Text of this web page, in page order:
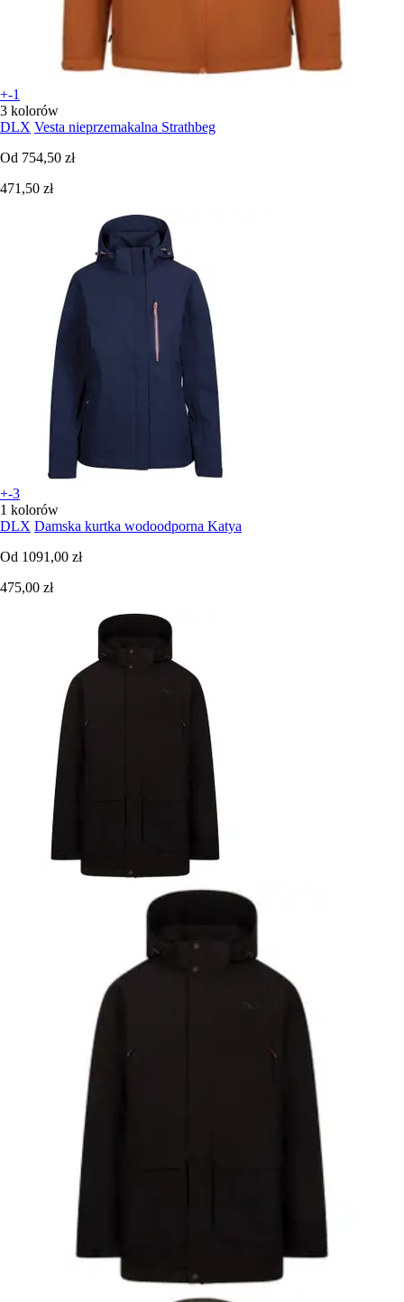
+-1
3 kolorów
DLX Vesta nieprzemakalna Strathbeg
Od 754,50 zł
471,50 zł
+-3
1 kolorów
DLX Damska kurtka wodoodporna Katya
Od 1091,00 zł
475,00 zł